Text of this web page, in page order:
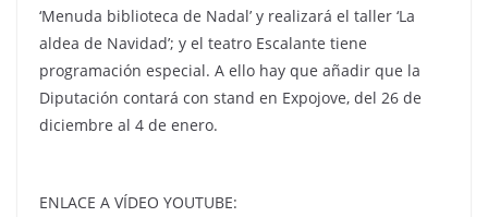
‘Menuda biblioteca de Nadal’ y realizará el taller ‘La
aldea de Navidad’; y el teatro Escalante tiene
programación especial. A ello hay que añadir que la
Diputación contará con stand en Expojove, del 26 de
diciembre al 4 de enero.
ENLACE A VÍDEO YOUTUBE: